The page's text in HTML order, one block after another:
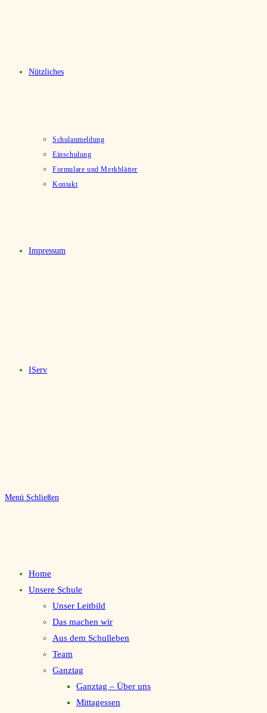
Nützliches
Schulanmeldung
Einschulung
Formulare und Merkblätter
Kontakt
Impressum
IServ
Menü Schließen
Home
Unsere Schule
Unser Leitbild
Das machen wir
Aus dem Schulleben
Team
Ganztag
Ganztag – Über uns
Mittagessen